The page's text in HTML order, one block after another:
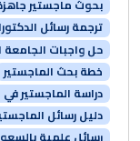
بحوث ماجستير
ترجمة رسائل
حل واجبات الجامعة
خطة بحث الماجستير
دراسة الماجستير
دليل رسائل